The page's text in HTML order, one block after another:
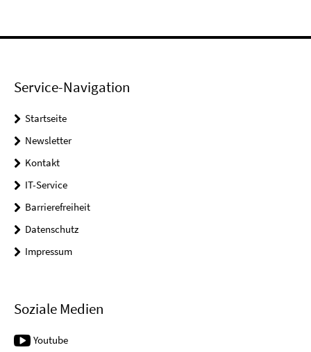
Service-Navigation
Startseite
Newsletter
Kontakt
IT-Service
Barrierefreiheit
Datenschutz
Impressum
Soziale Medien
Youtube